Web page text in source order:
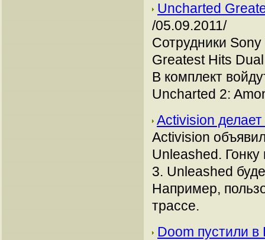
Uncharted
/05.09.2011/
Сотрудники
Greatest Hits
В комплект
Uncharted 2:
Activision
Activision
Unleashed.
3. Unleashed
Например,
трассе.
Doom пустили